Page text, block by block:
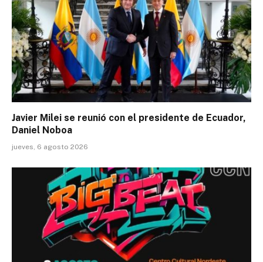
Javier Milei se reunió con el presidente de Ecuador,
Daniel Noboa
jueves, 6 agosto 2026